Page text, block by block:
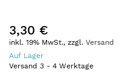
3,30 €
inkl. 19% MwSt., zzgl. Versand
Auf Lager
Versand 3 - 4 Werktage